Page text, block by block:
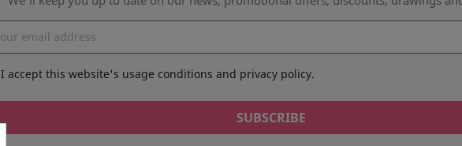
I accept this website's usage conditions and privacy policy.